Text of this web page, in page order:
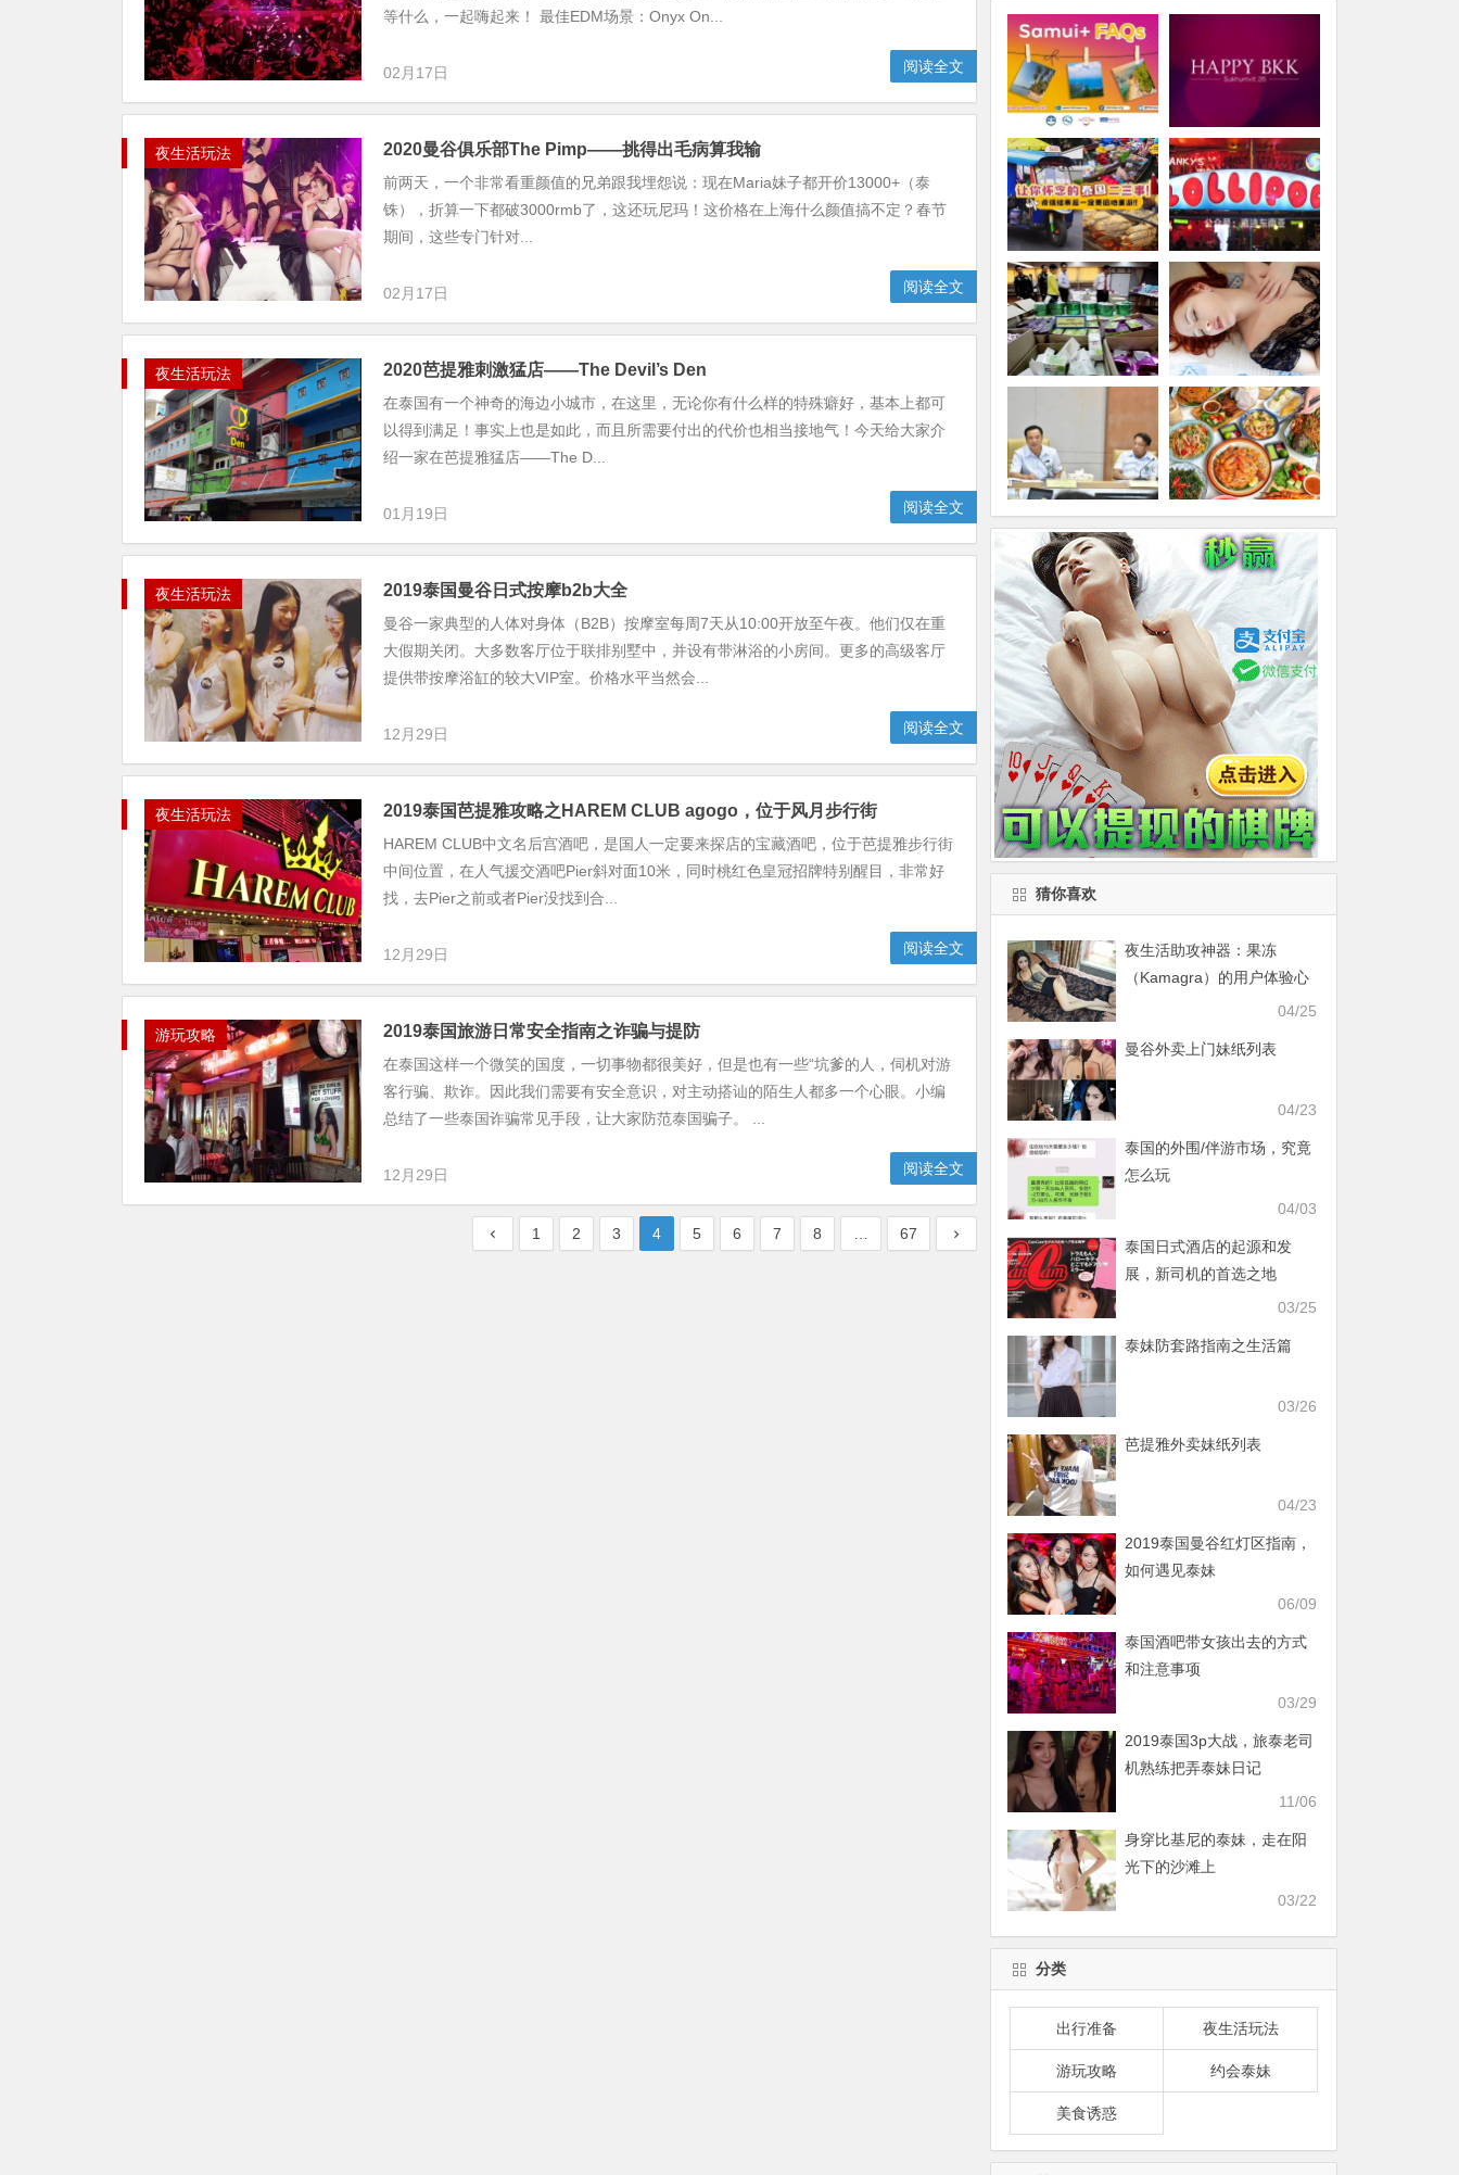
等什么，一起嗨起来！ 最佳EDM场景：Onyx On...
02月17日 阅读全文
夜生活玩法 2020曼谷俱乐部The Pimp——挑得出毛病算我输
前两天，一个非常看重颜值的兄弟跟我埋怨说：现在Maria妹子都开价13000+（泰
铢），折算一下都破3000rmb了，这还玩尼玛！这价格在上海什么颜值搞不定？春节
期间，这些专门针对...
02月17日 阅读全文
夜生活玩法 2020芭提雅刺激猛店——The Devil’s Den
在泰国有一个神奇的海边小城市，在这里，无论你有什么样的特殊癖好，基本上都可
以得到满足！事实上也是如此，而且所需要付出的代价也相当接地气！今天给大家介
绍一家在芭提雅猛店——The D...
01月19日 阅读全文
夜生活玩法 2019泰国曼谷日式按摩b2b大全
曼谷一家典型的人体对身体（B2B）按摩室每周7天从10:00开放至午夜。他们仅在重
大假期关闭。大多数客厅位于联排别墅中，并设有带淋浴的小房间。更多的高级客厅
提供带按摩浴缸的较大VIP室。价格水平当然会...
12月29日 阅读全文
夜生活玩法 2019泰国芭提雅攻略之HAREM CLUB agogo，位于风月步行街
HAREM CLUB中文名后宫酒吧，是国人一定要来探店的宝藏酒吧，位于芭提雅步行街
中间位置，在人气援交酒吧Pier斜对面10米，同时桃红色皇冠招牌特别醒目，非常好
找，去Pier之前或者Pier没找到合...
12月29日 阅读全文
游玩攻略 2019泰国旅游日常安全指南之诈骗与提防
在泰国这样一个微笑的国度，一切事物都很美好，但是也有一些“坑爹的人，伺机对游
客行骗、欺诈。因此我们需要有安全意识，对主动搭讪的陌生人都多一个心眼。小编
总结了一些泰国诈骗常见手段，让大家防范泰国骗子。 ...
12月29日 阅读全文
1 2 3 4 5 6 7 8 … 67
猜你喜欢
夜生活助攻神器：果冻
（Kamagra）的用户体验心
04/25
曼谷外卖上门妹纸列表
04/23
泰国的外围/伴游市场，究竟
怎么玩
04/03
泰国日式酒店的起源和发
展，新司机的首选之地
03/25
泰妹防套路指南之生活篇
03/26
芭提雅外卖妹纸列表
04/23
2019泰国曼谷红灯区指南，
如何遇见泰妹
06/09
泰国酒吧带女孩出去的方式
和注意事项
03/29
2019泰国3p大战，旅泰老司
机熟练把弄泰妹日记
11/06
身穿比基尼的泰妹，走在阳
光下的沙滩上
03/22
分类
出行准备 夜生活玩法
游玩攻略 约会泰妹
美食诱惑